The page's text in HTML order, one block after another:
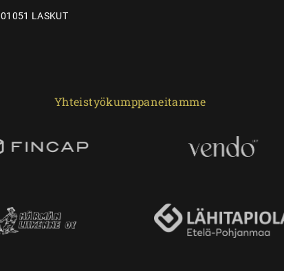
01051 LASKUT
Yhteistyökumppaneitamme